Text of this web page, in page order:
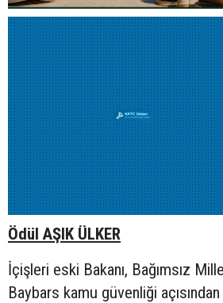
Ödül AŞIK ÜLKER
İçişleri eski Bakanı, Bağımsız
Baybars kamu güvenliği